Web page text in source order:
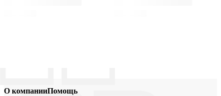
О компанииПомощь